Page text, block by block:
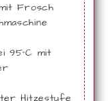
Frosch
95°C mit